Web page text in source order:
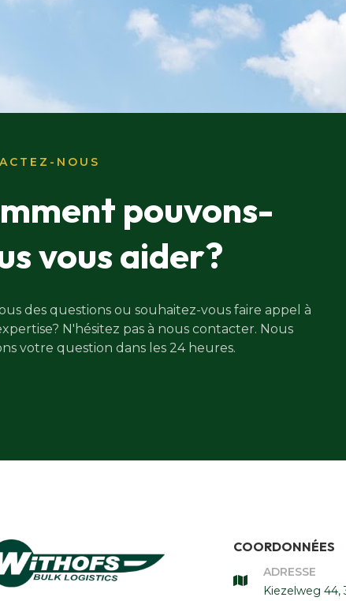
NOUS
pouvons-
vous aider?
des questions ou souhaitez-vous faire appel à
N'hésitez pas à nous contacter. Nous
votre question dans les 24 heures.
COORDONNÉES
ADRESSE
Kiezelweg 44,